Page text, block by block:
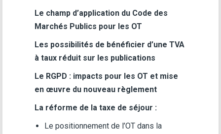
Le champ d’application du Code des
Marchés Publics pour les OT
Les possibilités de bénéficier d’une TVA
à taux réduit sur les publications
Le RGPD : impacts pour les OT et mise
en œuvre du nouveau règlement
La réforme de la taxe de séjour :
Le positionnement de l’OT dans la